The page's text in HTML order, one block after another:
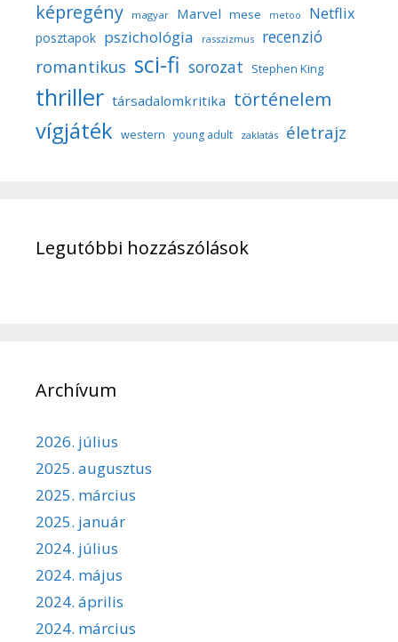
képregény magyar Marvel mese metoo Netflix
posztapok pszichológia rasszizmus recenzió
romantikus sci-fi sorozat Stephen King
thriller társadalomkritika történelem
vígjáték western young adult zaklatás életrajz
Legutóbbi hozzászólások
Archívum
2026. július
2025. augusztus
2025. március
2025. január
2024. július
2024. május
2024. április
2024. március